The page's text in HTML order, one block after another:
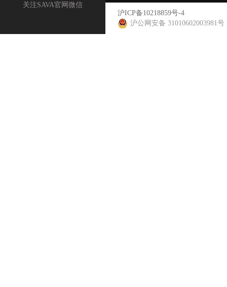
关注SAVA官网微信
沪ICP备10218859号-4
沪公网安备 31010602003981号